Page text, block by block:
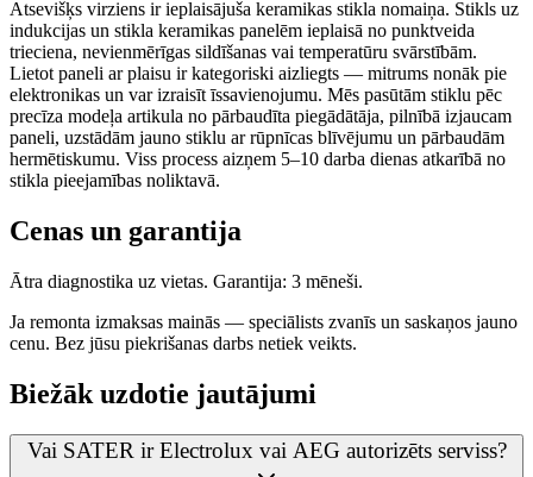
Atsevišķs virziens ir ieplaisājuša keramikas stikla nomaiņa. Stikls uz
indukcijas un stikla keramikas panelēm ieplaisā no punktveida
trieciena, nevienmērīgas sildīšanas vai temperatūru svārstībām.
Lietot paneli ar plaisu ir kategoriski aizliegts — mitrums nonāk pie
elektronikas un var izraisīt īssavienojumu. Mēs pasūtām stiklu pēc
precīza modeļa artikula no pārbaudīta piegādātāja, pilnībā izjaucam
paneli, uzstādām jauno stiklu ar rūpnīcas blīvējumu un pārbaudām
hermētiskumu. Viss process aizņem 5–10 darba dienas atkarībā no
stikla pieejamības noliktavā.
Cenas un garantija
Ātra diagnostika uz vietas. Garantija: 3 mēneši.
Ja remonta izmaksas mainās — speciālists zvanīs un saskaņos jauno
cenu. Bez jūsu piekrišanas darbs netiek veikts.
Biežāk uzdotie jautājumi
Vai SATER ir Electrolux vai AEG autorizēts serviss?